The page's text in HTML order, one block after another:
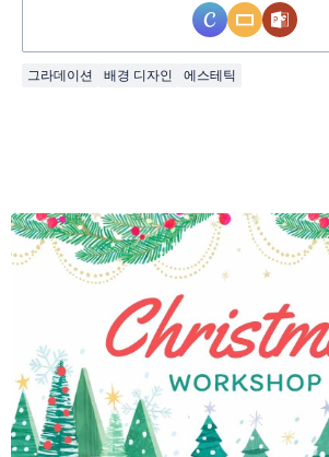
그라데이션 배경 디자인 에스테틱